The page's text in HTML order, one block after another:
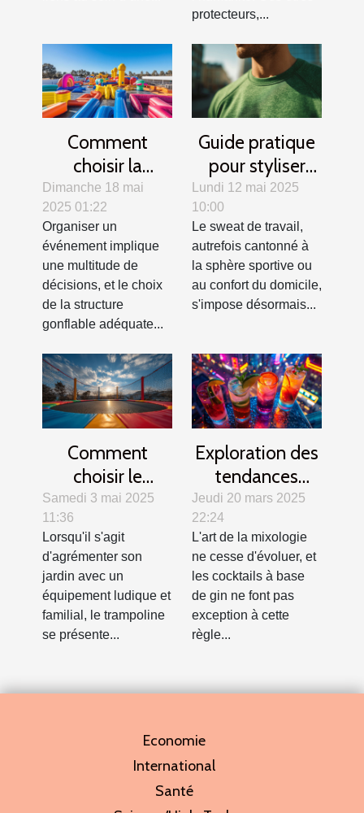
protecteurs,...
Comment
choisir la
structure
gonflable idéale
pour votre
événement
Dimanche 18 mai
2025 01:22
Organiser un
événement implique
une multitude de
décisions, et le choix
de la structure
gonflable adéquate...
Guide pratique
pour styliser
votre sweat de
travail en toutes
saisons
Lundi 12 mai 2025
10:00
Le sweat de travail,
autrefois cantonné à
la sphère sportive ou
au confort du domicile,
s'impose désormais...
Comment
choisir le
trampoline idéal
pour votre jardin
?
Samedi 3 mai 2025
11:36
Lorsqu'il s'agit
d'agrémenter son
jardin avec un
équipement ludique et
familial, le trampoline
se présente...
Exploration des
tendances
modernes des
cocktails au gin
Jeudi 20 mars 2025
22:24
L'art de la mixologie
ne cesse d'évoluer, et
les cocktails à base
de gin ne font pas
exception à cette
règle...
Economie
International
Santé